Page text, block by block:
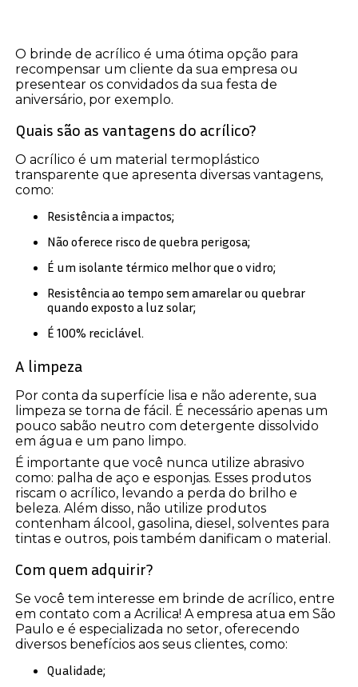
O brinde de acrílico é uma ótima opção para
recompensar um cliente da sua empresa ou
presentear os convidados da sua festa de
aniversário, por exemplo.
Quais são as vantagens do acrílico?
O acrílico é um material termoplástico
transparente que apresenta diversas vantagens,
como:
Resistência a impactos;
Não oferece risco de quebra perigosa;
É um isolante térmico melhor que o vidro;
Resistência ao tempo sem amarelar ou quebrar
quando exposto a luz solar;
É 100% reciclável.
A limpeza
Por conta da superfície lisa e não aderente, sua
limpeza se torna de fácil. É necessário apenas um
pouco sabão neutro com detergente dissolvido
em água e um pano limpo.
É importante que você nunca utilize abrasivo
como: palha de aço e esponjas. Esses produtos
riscam o acrílico, levando a perda do brilho e
beleza. Além disso, não utilize produtos
contenham álcool, gasolina, diesel, solventes para
tintas e outros, pois também danificam o material.
Com quem adquirir?
Se você tem interesse em brinde de acrílico, entre
em contato com a Acrilica! A empresa atua em São
Paulo e é especializada no setor, oferecendo
diversos benefícios aos seus clientes, como:
Qualidade;